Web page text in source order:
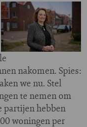
nakomen. Spies:
we nu. Stel
te nemen om
partijen hebben
woningen per